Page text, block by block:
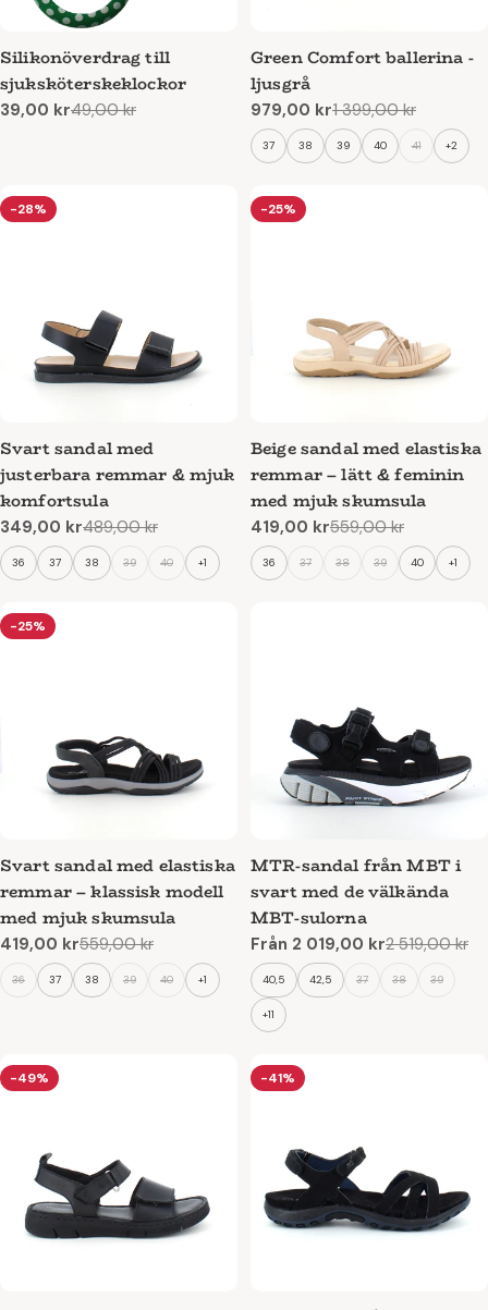
Silikonöverdrag till
sjuksköterskeklockor
Reapris
39,00 kr
Ordinarie49,00 kr
Green Comfort ballerina -
ljusgrå
Reapris
979,00 kr
Ordinarie
pris
1 399,00 kr
37 38 39 40 41 +2
-28%
Svart sandal med
justerbara remmar & mjuk
komfortsula
Reapris
349,00 kr
Ordinarie
pris
489,00 kr
36 37 38 39 40 +1
-25%
Beige sandal med elastiska
remmar – lätt & feminin
med mjuk skumsula
Reapris
419,00 kr
Ordinarie
pris
559,00 kr
36 37 38 39 40 +1
-25%
Svart sandal med elastiska
remmar – klassisk modell
med mjuk skumsula
Reapris
419,00 kr
Ordinarie
pris
559,00 kr
36 37 38 39 40 +1
MTR-sandal från MBT i
svart med de välkända
MBT-sulorna
Reapris
Från 2 019,00 kr
Ordinarie
pris
2 519,00 kr
40,5 42,5 37 38 39
+11
-49% -41%